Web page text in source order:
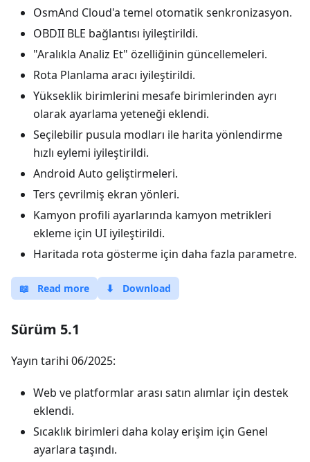
OsmAnd Cloud'a temel otomatik senkronizasyon.
OBDII BLE bağlantısı iyileştirildi.
"Aralıkla Analiz Et" özelliğinin güncellemeleri.
Rota Planlama aracı iyileştirildi.
Yükseklik birimlerini mesafe birimlerinden ayrı
olarak ayarlama yeteneği eklendi.
Seçilebilir pusula modları ile harita yönlendirme
hızlı eylemi iyileştirildi.
Android Auto geliştirmeleri.
Ters çevrilmiş ekran yönleri.
Kamyon profili ayarlarında kamyon metrikleri
ekleme için UI iyileştirildi.
Haritada rota gösterme için daha fazla parametre.
📖 Read more ⬇ Download
Sürüm 5.1
Yayın tarihi 06/2025:
Web ve platformlar arası satın alımlar için destek
eklendi.
Sıcaklık birimleri daha kolay erişim için Genel
ayarlara taşındı.